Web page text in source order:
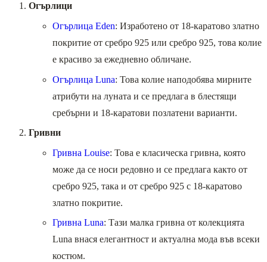
Огърлици
Огърлица Eden: Изработено от 18-каратово златно
покритие от сребро 925 или сребро 925, това колие
е красиво за ежедневно обличане.
Огърлица Luna: Това колие наподобява мирните
атрибути на луната и се предлага в блестящи
сребърни и 18-каратови позлатени варианти.
Гривни
Гривна Louise: Това е класическа гривна, която
може да се носи редовно и се предлага както от
сребро 925, така и от сребро 925 с 18-каратово
златно покритие.
Гривна Luna: Тази малка гривна от колекцията
Luna внася елегантност и актуална мода във всеки
костюм.